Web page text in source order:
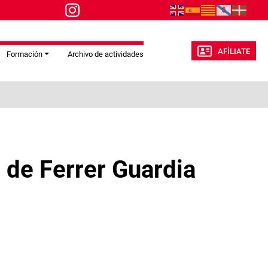
Formación Archivo de actividades AFÍLIATE
de Ferrer Guardia